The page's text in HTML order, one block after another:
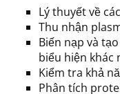
Lý thuyết về
Thu nhận
Biến nạp và
biểu hiện khác
Kiểm tra khả
Phân tích